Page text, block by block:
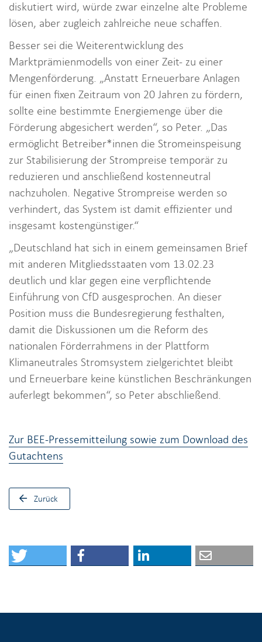
diskutiert wird, würde zwar einzelne alte Probleme
lösen, aber zugleich zahlreiche neue schaffen.
Besser sei die Weiterentwicklung des
Marktprämienmodells von einer Zeit- zu einer
Mengenförderung. „Anstatt Erneuerbare Anlagen
für einen fixen Zeitraum von 20 Jahren zu fördern,
sollte eine bestimmte Energiemenge über die
Förderung abgesichert werden“, so Peter. „Das
ermöglicht Betreiber*innen die Stromeinspeisung
zur Stabilisierung der Strompreise temporär zu
reduzieren und anschließend kostenneutral
nachzuholen. Negative Strompreise werden so
verhindert, das System ist damit effizienter und
insgesamt kostengünstiger.“
„Deutschland hat sich in einem gemeinsamen Brief
mit anderen Mitgliedsstaaten vom 13.02.23
deutlich und klar gegen eine verpflichtende
Einführung von CfD ausgesprochen. An dieser
Position muss die Bundesregierung festhalten,
damit die Diskussionen um die Reform des
nationalen Förderrahmens in der Plattform
Klimaneutrales Stromsystem zielgerichtet bleibt
und Erneuerbare keine künstlichen Beschränkungen
auferlegt bekommen“, so Peter abschließend.
Zur BEE-Pressemitteilung sowie zum Download des
Gutachtens
Zurück